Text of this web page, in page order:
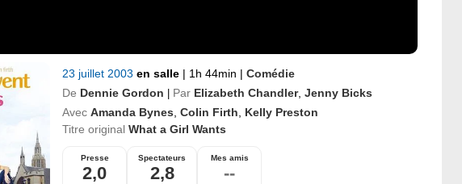
23 juillet 2003 en salle | 1h 44min | Comédie
De Dennie Gordon | Par Elizabeth Chandler, Jenny Bicks
Avec Amanda Bynes Colin Firth
Kelly Preston
Titre original What a Girl Wants
Presse
2,0
Spectateurs
2,8
Mes amis
--